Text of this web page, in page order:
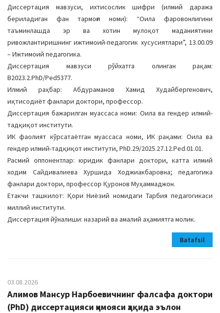
Диссертация мавзуси, ихтисослик шифри (илмий даража
бериладиган фан тармоғи номи): “Оила фаровонлигини
таъминлашда эр ва хотин мулоқот маданиятини
ривожлантиришнинг ижтимоий-педагогик хусусиятлари”, 13.00.09
– Ижтимоий педагогика.
Диссертация мавзуси рўйхатга олинган рақам:
B2023.2.PhD/Ped5377.
Илмий раҳбар: Абдураманов Хамид Худайбергенович,
иқтисодиёт фанлари доктори, профессор.
Диссертация бажарилган муассаса номи: Оила ва гендер илмий-
тадқиқот институти.
ИК фаолият кўрсатаётган муассаса номи, ИК рақами: Оила ва
гендер илмий-тадқиқот институти, PhD.29/2025.27.12.Ped.01.01.
Расмий оппонентлар: юридик фанлари доктори, катта илмий
ходим Сайдивалиева Хуршида Ходжиакбаровна; педагогика
фанлари доктори, профессор Қуронов Муҳаммаджон.
Етакчи ташкилот: Қори Ниёзий номидаги Тарбия педагогикаси
миллий институти.
Диссертация йўналиши: назарий ва амалий аҳамиятга молик.
Batafsil
03.08.2026
Алимов Мансур Нарбоевичнинг фалсафа доктори
(PhD) диссертацияси ҳимояси ҳақида эълон